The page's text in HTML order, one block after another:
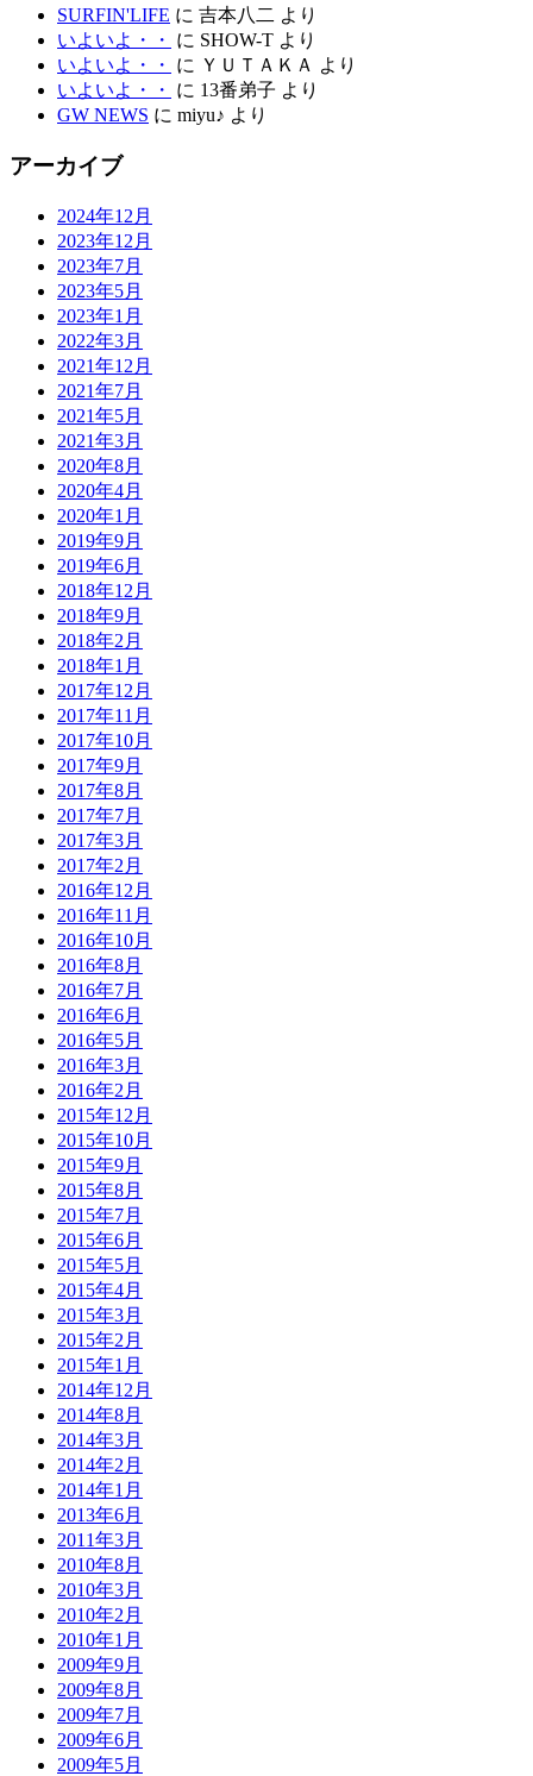
SURFIN'LIFE に 吉本八二 より
いよいよ・・
に SHOW-T より
いよいよ・・
に ＹＵＴＡＫＡ より
いよいよ・・
に 13番弟子 より
GW NEWS に miyu♪ より
アーカイブ
2024年12月
2023年12月
2023年7月
2023年5月
2023年1月
2022年3月
2021年12月
2021年7月
2021年5月
2021年3月
2020年8月
2020年4月
2020年1月
2019年9月
2019年6月
2018年12月
2018年9月
2018年2月
2018年1月
2017年12月
2017年11月
2017年10月
2017年9月
2017年8月
2017年7月
2017年3月
2017年2月
2016年12月
2016年11月
2016年10月
2016年8月
2016年7月
2016年6月
2016年5月
2016年3月
2016年2月
2015年12月
2015年10月
2015年9月
2015年8月
2015年7月
2015年6月
2015年5月
2015年4月
2015年3月
2015年2月
2015年1月
2014年12月
2014年8月
2014年3月
2014年2月
2014年1月
2013年6月
2011年3月
2010年8月
2010年3月
2010年2月
2010年1月
2009年9月
2009年8月
2009年7月
2009年6月
2009年5月